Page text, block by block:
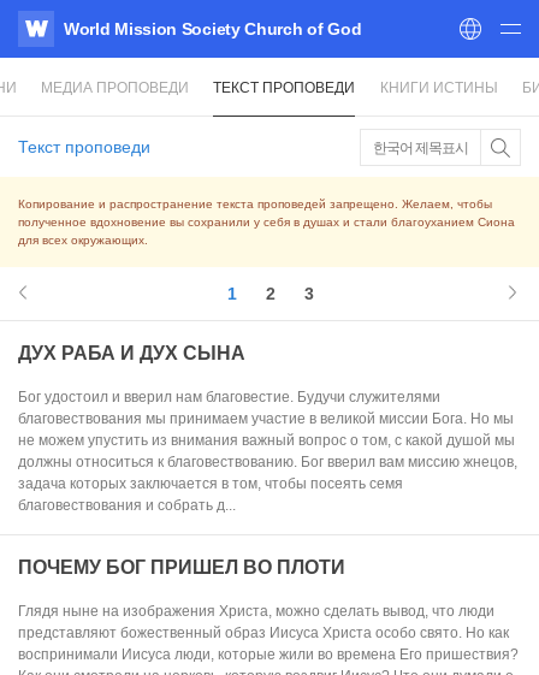
WATV
World Mission Society Church of God
МЕДИА ПРОПОВЕДИ ТЕКСТ ПРОПОВЕДИ КНИГИ ИСТИНЫ
Текст проповеди 한국어 제목표시
Копирование и распространение текста проповедей запрещено. Желаем, чтобы
полученное вдохновение вы сохранили у себя в душах и стали благоуханием Сиона
для всех окружающих.
1 2 3
ДУХ РАБА И ДУХ СЫНА
Бог удостоил и вверил нам благовестие. Будучи служителями
благовествования мы принимаем участие в великой миссии Бога. Но мы
не можем упустить из внимания важный вопрос о том, с какой душой мы
должны относиться к благовествованию. Бог вверил вам миссию жнецов,
задача которых заключается в том, чтобы посеять семя
благовествования и собрать д...
ПОЧЕМУ БОГ ПРИШЕЛ ВО ПЛОТИ
Глядя ныне на изображения Христа, можно сделать вывод, что люди
представляют божественный образ Иисуса Христа особо свято. Но как
воспринимали Иисуса люди, которые жили во времена Его пришествия?